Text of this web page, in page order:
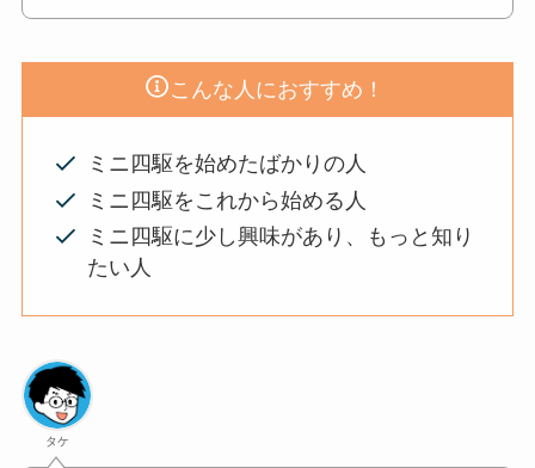
こんな人におすすめ！
ミニ四駆を始めたばかりの人
ミニ四駆をこれから始める人
ミニ四駆に少し興味があり、もっと知り
たい人
タケ